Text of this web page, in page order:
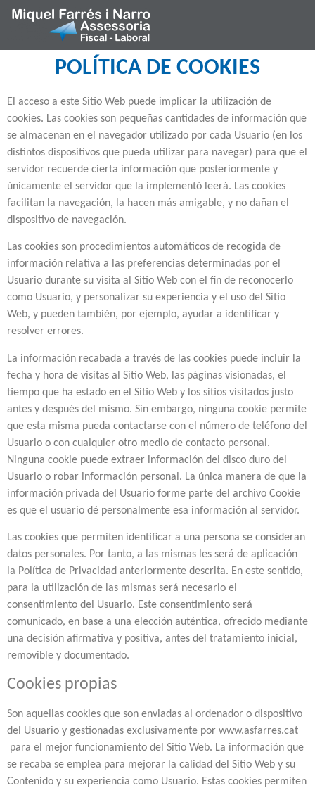
POLÍTICA DE COOKIES
El acceso a este Sitio Web puede implicar la utilización de
cookies. Las cookies son pequeñas cantidades de información que
se almacenan en el navegador utilizado por cada Usuario (en los
distintos dispositivos que pueda utilizar para navegar) para que el
servidor recuerde cierta información que posteriormente y
únicamente el servidor que la implementó leerá. Las cookies
facilitan la navegación, la hacen más amigable, y no dañan el
dispositivo de navegación.
Las cookies son procedimientos automáticos de recogida de
información relativa a las preferencias determinadas por el
Usuario durante su visita al Sitio Web con el fin de reconocerlo
como Usuario, y personalizar su experiencia y el uso del Sitio
Web, y pueden también, por ejemplo, ayudar a identificar y
resolver errores.
La información recabada a través de las cookies puede incluir la
fecha y hora de visitas al Sitio Web, las páginas visionadas, el
tiempo que ha estado en el Sitio Web y los sitios visitados justo
antes y después del mismo. Sin embargo, ninguna cookie permite
que esta misma pueda contactarse con el número de teléfono del
Usuario o con cualquier otro medio de contacto personal.
Ninguna cookie puede extraer información del disco duro del
Usuario o robar información personal. La única manera de que la
información privada del Usuario forme parte del archivo Cookie
es que el usuario dé personalmente esa información al servidor.
Las cookies que permiten identificar a una persona se consideran
datos personales. Por tanto, a las mismas les será de aplicación
la Política de Privacidad anteriormente descrita. En este sentido,
para la utilización de las mismas será necesario el
consentimiento del Usuario. Este consentimiento será
comunicado, en base a una elección auténtica, ofrecido mediante
una decisión afirmativa y positiva, antes del tratamiento inicial,
removible y documentado.
Cookies propias
Son aquellas cookies que son enviadas al ordenador o dispositivo
del Usuario y gestionadas exclusivamente por www.asfarres.cat
para el mejor funcionamiento del Sitio Web. La información que
se recaba se emplea para mejorar la calidad del Sitio Web y su
Contenido y su experiencia como Usuario. Estas cookies permiten